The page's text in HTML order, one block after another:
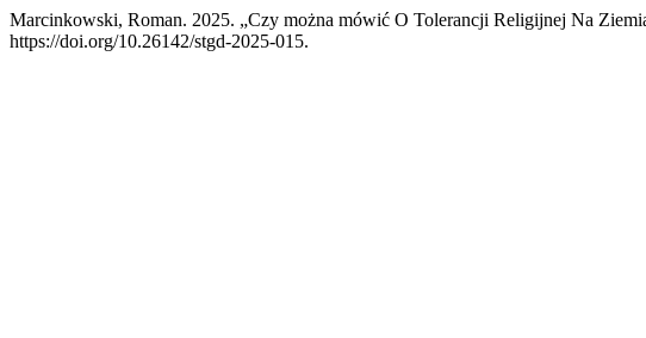
Marcinkowski, Roman. 2025. „Czy można mówić O Tolerancji Religijnej Na
https://doi.org/10.26142/stgd-2025-015.